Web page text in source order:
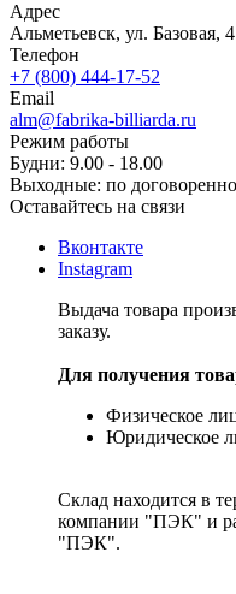
Адрес
Альметьевск, ул. Базовая, 4
Телефон
+7 (800) 444-17-52
Email
alm@fabrika-billiarda.ru
Режим работы
Будни: 9.00 - 18.00
Выходные: по
Оставайтесь на связи
Вконтакте
Instagram
Выдача товара
заказу.
Для получения
Физическое
Юридическое
Склад находится в
компании "ПЭК" и
"ПЭК".